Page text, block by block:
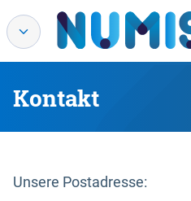
Kontakt
Unsere Postadresse: